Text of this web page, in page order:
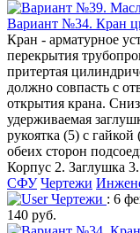
Вариант №34. Кран
Кран - арматурное
перекрытия
притертая
должно совпасть с
открытия крана.
удерживаемая
рукоятка (5) с
обеих сторон
Корпус 2. Заглушка
СФУ Чертежи
Чертежи : 6
140 руб.